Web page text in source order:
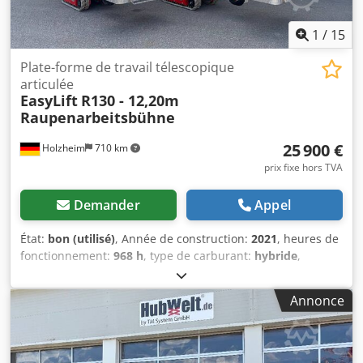
1 / 15
Holzheim 710 km
Plate-forme de travail télescopique
articulée
EasyLift R130 - 12,20m
Raupenarbeitsbühne
25 900 €
prix fixe hors TVA
Demander Appel
État: bon (utilisé), Année de construction: 2021, heures de
fonctionnement: 968 h, type de carburant: hybride,
Groupe motopropulseur Marque du moteur : Honda Poids
Poids à vide : 1 800 kg Codoznhluspfx Acmjha
Caractéristiques Mât : articulé Capacité de levage : 200 kg
Hauteur de travail : 1 220 cm Marquage CE : oui État État
technique : bon État esthétique : bon Informations
complémentaires Portée horizontale maximale : 650 m
Annonce